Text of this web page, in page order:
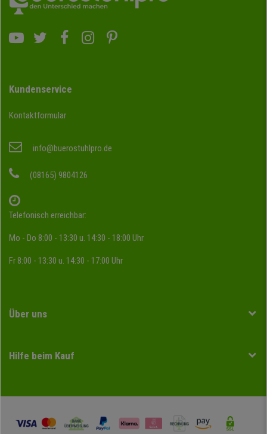
Kundenservice
Kontaktformular
info@buerostuhlpro.de
(08165) 9804126
Telefonisch erreichbar:
Mo - Do 8:00 - 13:30 u. 14:30 - 18:00 Uhr
Fr 8:00 - 13:30 u. 14:30 - 17:00 Uhr
Über uns
Hilfe beim Kauf